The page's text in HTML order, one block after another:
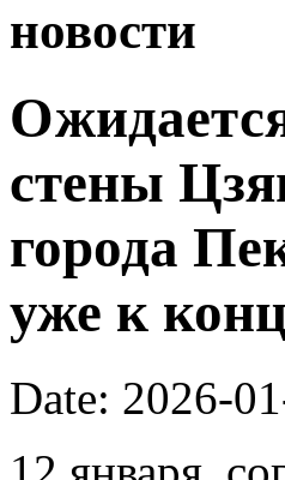
новости
стены
города
уже к
Date: 2026-